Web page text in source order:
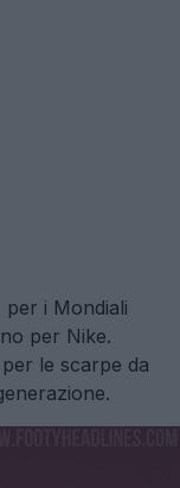
i Mondiali
per Nike.
le scarpe da